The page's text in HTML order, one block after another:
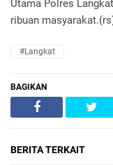
Utama Polres
ribuan
#Langkat
BAGIKAN
BERITA TERKAIT